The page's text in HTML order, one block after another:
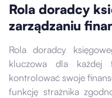
Rola doradcy
zarządzaniu
Rola doradcy
kluczowa dla każdej
kontrolować swoje
funkcję strażnika